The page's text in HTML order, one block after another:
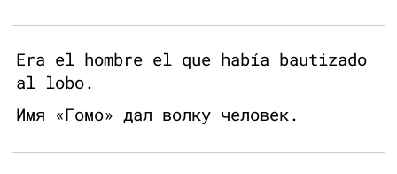
Era el hombre el que había bautizado
al lobo.
Имя «Гомо» дал волку человек.